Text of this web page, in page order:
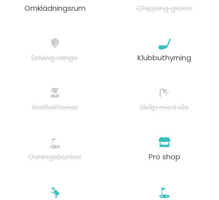
Omklädningsrum Chipping green
Driving range Klubbuthyrning
Golflektioner Skåp med lås
Övningsbunker Pro shop